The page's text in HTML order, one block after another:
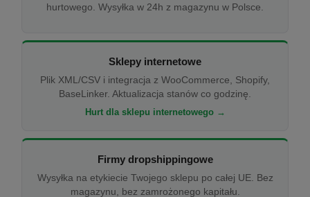
hurtowego. Wysyłka w 24h z magazynu w Polsce.
Sklepy internetowe
Plik XML/CSV i integracja z WooCommerce, Shopify,
BaseLinker. Aktualizacja stanów co godzinę.
Hurt dla sklepu internetowego →
Firmy dropshippingowe
Wysyłka na etykiecie Twojego sklepu po całej UE. Bez
magazynu, bez zamrożonego kapitału.